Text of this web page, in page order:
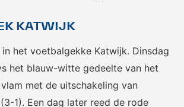
KNVB Campus
KATWIJK
het voetbalgekke Katwijk. Dinsdag
het blauw-witte gedeelte van het
met de uitschakeling van
1). Een dag later reed de rode